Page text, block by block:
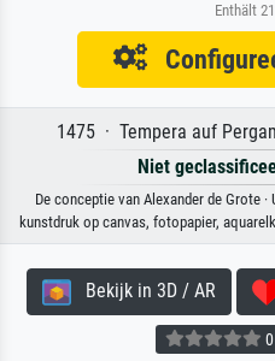
Enthält
1475 · Tempera auf
Niet
De conceptie van Alexander de Grote
kunstdruk op canvas, fotopapier,
Bekijk in 3D / AR